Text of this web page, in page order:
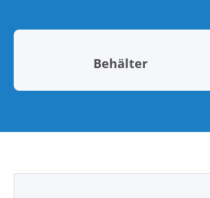
Behälter